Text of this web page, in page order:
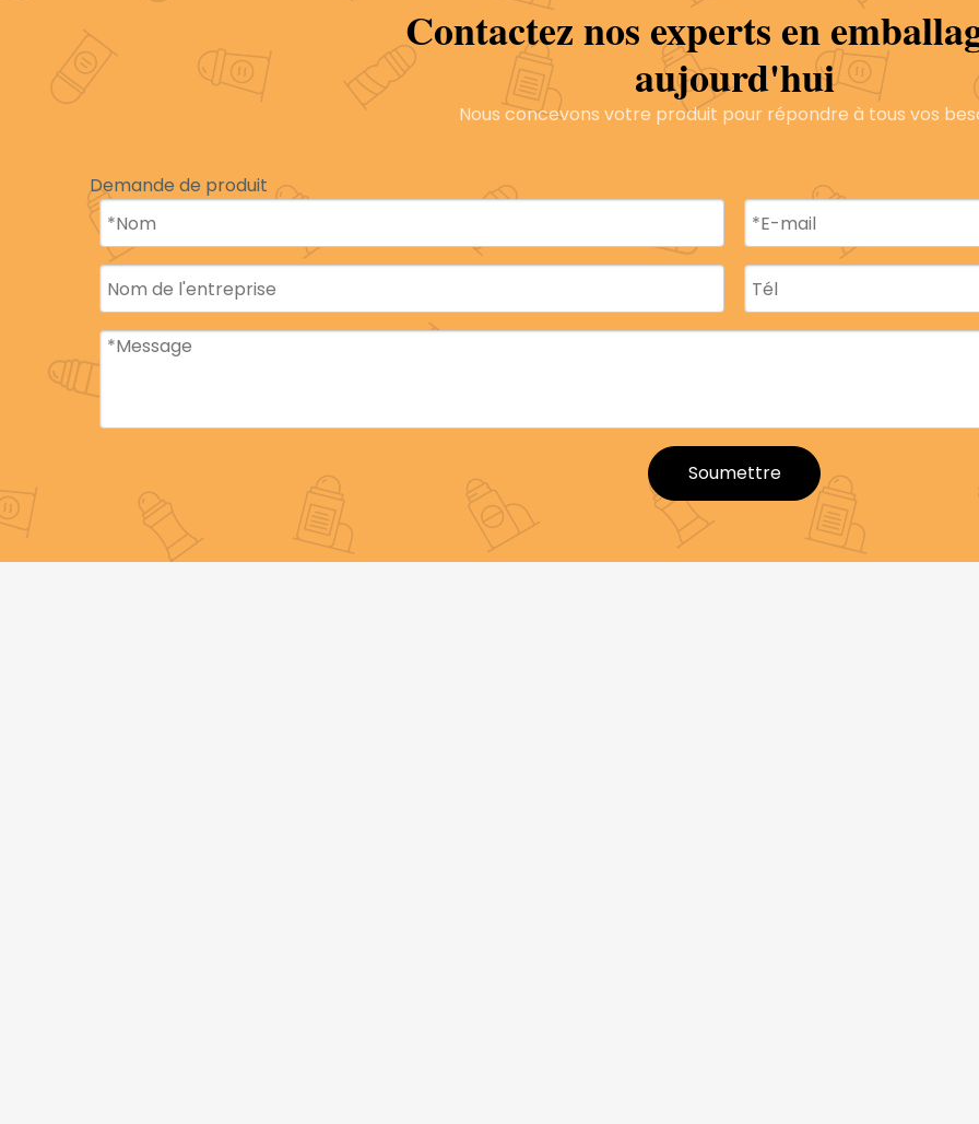
a. Plastique (PET, HDPE, PP)
Le plastique est largement utilisé dans les
emballages de déodorantpour ses propriétés légères et
Cependant, différents plastiques offrent différents niveaux de protection. Par exemple :
Le PET offre une clarté et des propriétés de barrière modérées.
Le PP est flexible et convient aux
BEYAQI produit des emballages en plastique de haute qualité optimisés pour maintenir la durée de
des déodorants, y compris des matériaux PCR (recyclés post-consommation) respectueux de
Les bouteilles et boîtes en aluminium créent une excellente barrière à l'oxygène et à la lumière, ce qui
très efficaces pour préserver la durée de conservation des déodorants. Ils empêchent l'oxydation et
maintenir le parfum et la texture.
Contactez nos experts en
aujourd'hui
Nous concevons votre produit pour répondre à tous vos
Demande de produit
Soumettre